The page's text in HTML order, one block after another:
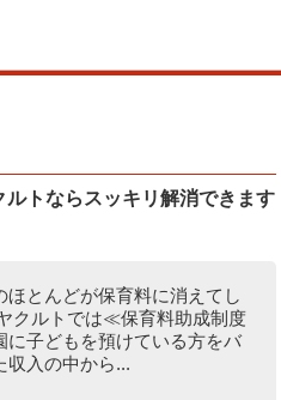
ルトならスッキリ解消できます
ほとんどが保育料に消えてし
クルトでは≪保育料助成制度
子どもを預けている方をバ
入の中から...